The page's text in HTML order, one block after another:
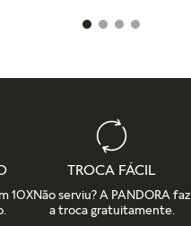
10X
TROCA FÁCIL
Não serviu? A PANDORA faz
a troca gratuitamente.